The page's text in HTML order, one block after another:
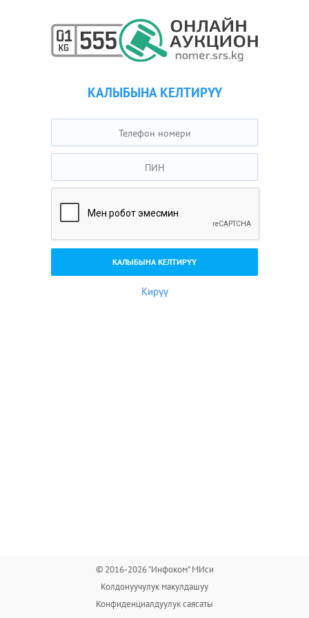
КАЛЫБЫНА КЕЛТИРҮҮ
Кирүү
© 2016-2026 "Инфоком" МИси
Колдонуучулук макулдашуу
Конфиденциалдуулук саясаты